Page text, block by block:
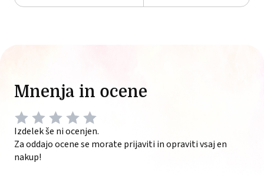
Mnenja in ocene
Izdelek še ni ocenjen.
Za oddajo ocene se morate prijaviti in opraviti vsaj en
nakup!